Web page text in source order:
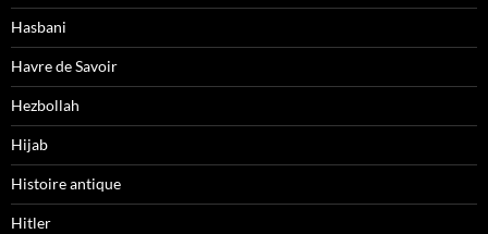
Hasbani
Havre de Savoir
Hezbollah
Hijab
Histoire antique
Hitler